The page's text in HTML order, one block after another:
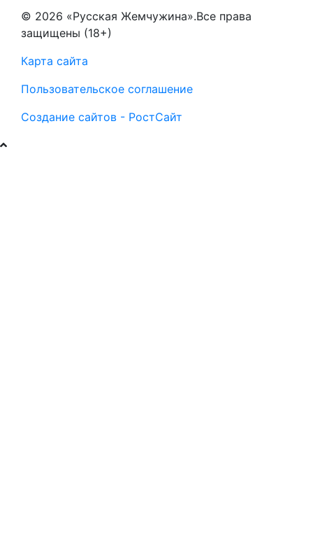
© 2026 «Русская Жемчужина».Все права
защищены (18+)
Карта сайта
Пользовательское соглашение
Создание сайтов - РостСайт